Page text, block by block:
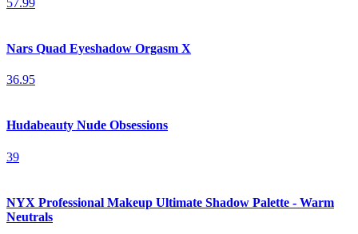
Nars Quad Eyeshadow Orgasm X
36.95
Hudabeauty Nude Obsessions
39
NYX Professional Makeup Ultimate Shadow Palette - Warm
Neutrals